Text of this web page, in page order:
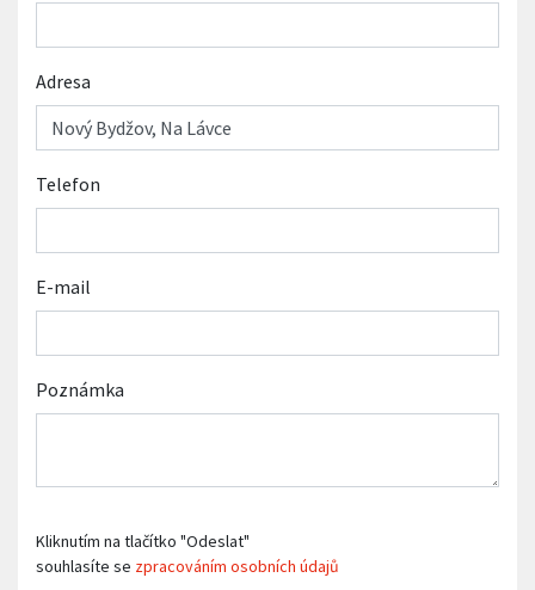
Adresa
Telefon
E-mail
Poznámka
Kliknutím na tlačítko "Odeslat"
souhlasíte se zpracováním osobních údajů